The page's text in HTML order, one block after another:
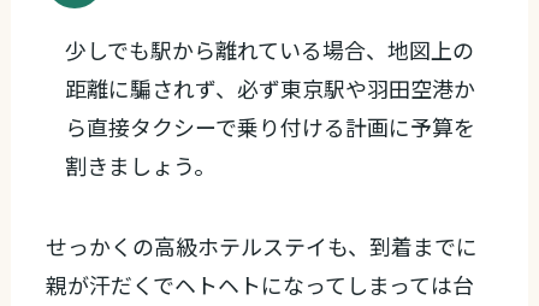
少しでも駅から離れている場合、地図上の
距離に騙されず、必ず東京駅や羽田空港か
ら直接タクシーで乗り付ける計画に予算を
割きましょう。
せっかくの高級ホテルステイも、到着までに
親が汗だくでヘトヘトになってしまっては台